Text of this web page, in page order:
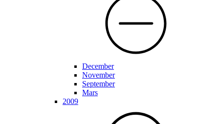
December
November
September
Mars
2009